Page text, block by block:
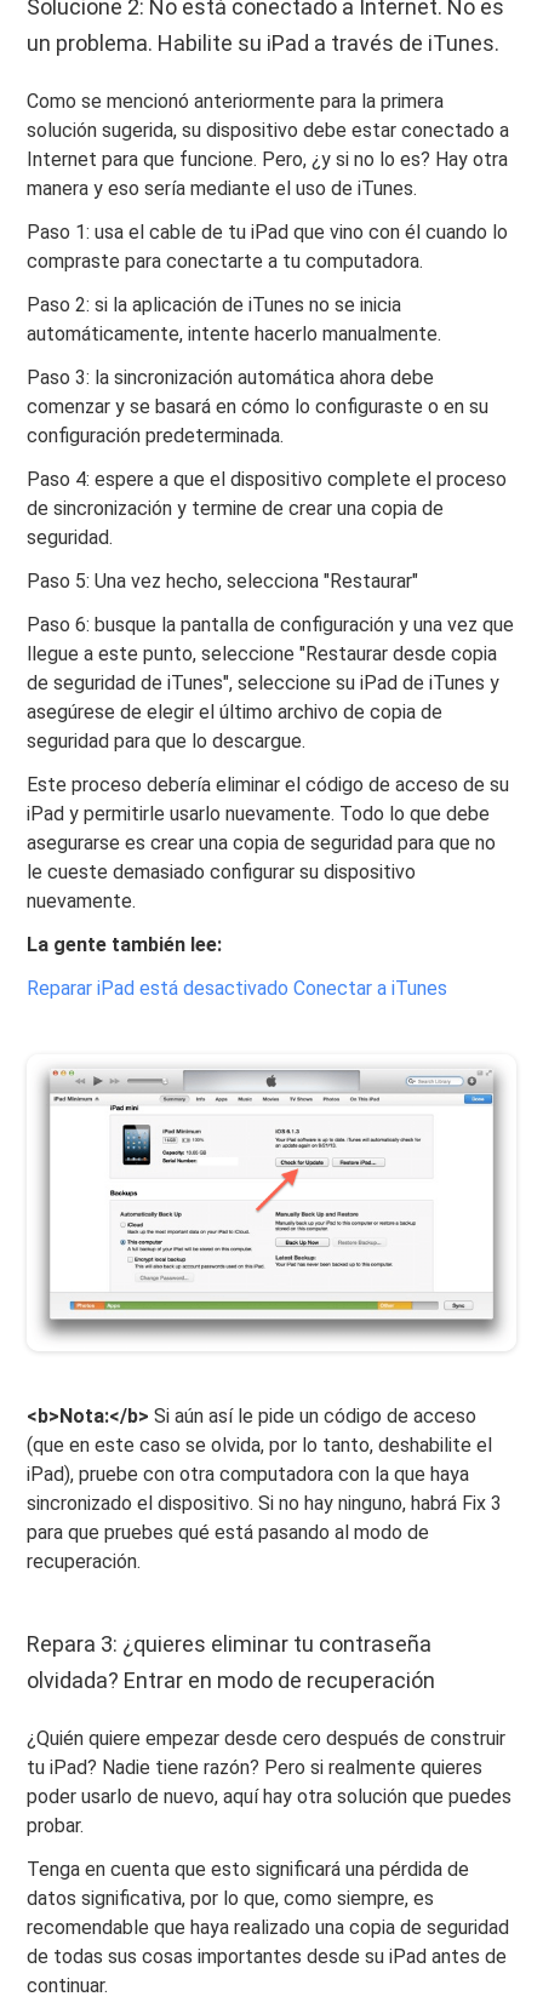
Solucione 2: No está conectado a Internet. No es
un problema. Habilite su iPad a través de iTunes.
Como se mencionó anteriormente para la primera
solución sugerida, su dispositivo debe estar conectado a
Internet para que funcione. Pero, ¿y si no lo es? Hay otra
manera y eso sería mediante el uso de iTunes.
Paso 1: usa el cable de tu iPad que vino con él cuando lo
compraste para conectarte a tu computadora.
Paso 2: si la aplicación de iTunes no se inicia
automáticamente, intente hacerlo manualmente.
Paso 3: la sincronización automática ahora debe
comenzar y se basará en cómo lo configuraste o en su
configuración predeterminada.
Paso 4: espere a que el dispositivo complete el proceso
de sincronización y termine de crear una copia de
seguridad.
Paso 5: Una vez hecho, selecciona "Restaurar"
Paso 6: busque la pantalla de configuración y una vez que
llegue a este punto, seleccione "Restaurar desde copia
de seguridad de iTunes", seleccione su iPad de iTunes y
asegúrese de elegir el último archivo de copia de
seguridad para que lo descargue.
Este proceso debería eliminar el código de acceso de su
iPad y permitirle usarlo nuevamente. Todo lo que debe
asegurarse es crear una copia de seguridad para que no
le cueste demasiado configurar su dispositivo
nuevamente.
La gente también lee:
Reparar iPad está desactivado Conectar a iTunes
<b>Nota:</b> Si aún así le pide un código de acceso
(que en este caso se olvida, por lo tanto, deshabilite el
iPad), pruebe con otra computadora con la que haya
sincronizado el dispositivo. Si no hay ninguno, habrá Fix 3
para que pruebes qué está pasando al modo de
recuperación.
Repara 3: ¿quieres eliminar tu contraseña
olvidada? Entrar en modo de recuperación
¿Quién quiere empezar desde cero después de construir
tu iPad? Nadie tiene razón? Pero si realmente quieres
poder usarlo de nuevo, aquí hay otra solución que puedes
probar.
Tenga en cuenta que esto significará una pérdida de
datos significativa, por lo que, como siempre, es
recomendable que haya realizado una copia de seguridad
de todas sus cosas importantes desde su iPad antes de
continuar.